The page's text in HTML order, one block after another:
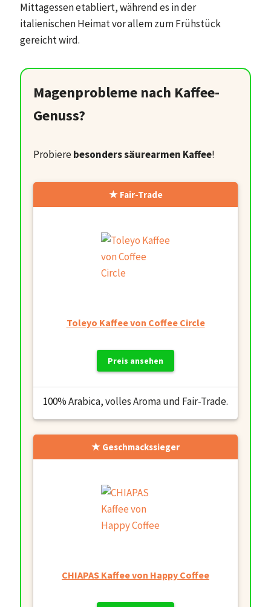
Mittagessen etabliert, während es in der
italienischen Heimat vor allem zum Frühstück
gereicht wird.
Magenprobleme nach Kaffee-
Genuss?
Probierebesonders säurearmen Kaffee!
Fair-Trade
Toleyo Kaffee von Coffee Circle
Preis ansehen
100% Arabica, volles Aroma und Fair-Trade.
Geschmackssieger
CHIAPAS Kaffee von Happy Coffee